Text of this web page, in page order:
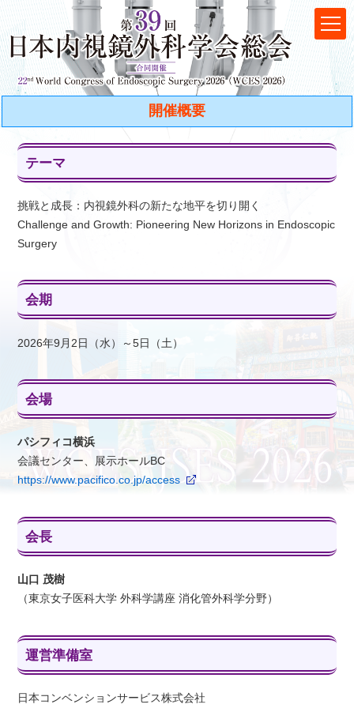
開催概要
テーマ
挑戦と成長：内視鏡外科の新たな地平を切り開く
Challenge and Growth: Pioneering New Horizons in Endoscopic
Surgery
会期
2026年9月2日（水）～5日（土）
会場
パシフィコ横浜
会議センター、展示ホールBC
https://www.pacifico.co.jp/access
会長
山口 茂樹
（東京女子医科大学 外科学講座 消化管外科学分野）
運営準備室
日本コンベンションサービス株式会社